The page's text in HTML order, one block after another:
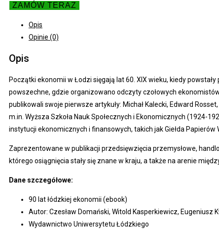
ZAMÓW TERAZ
Opis
Opinie (0)
Opis
Początki ekonomii w Łodzi sięgają lat 60. XIX wieku, kiedy
powszechne, gdzie organizowano odczyty czołowych
publikowali swoje pierwsze artykuły: Michał Kalecki, Edward
m.in. Wyższa Szkoła Nauk Społecznych i Ekonomicznych (1924-
instytucji ekonomicznych i finansowych, takich jak Giełda
Zaprezentowane w publikacji przedsięwzięcia przemysłowe,
którego osiągnięcia stały się znane w kraju, a także na arenie
Dane szczegółowe:
90 lat łódzkiej ekonomii (ebook)
Autor: Czesław Domański, Witold Kasperkiewicz, Eugeniusz
Wydawnictwo Uniwersytetu Łódzkiego